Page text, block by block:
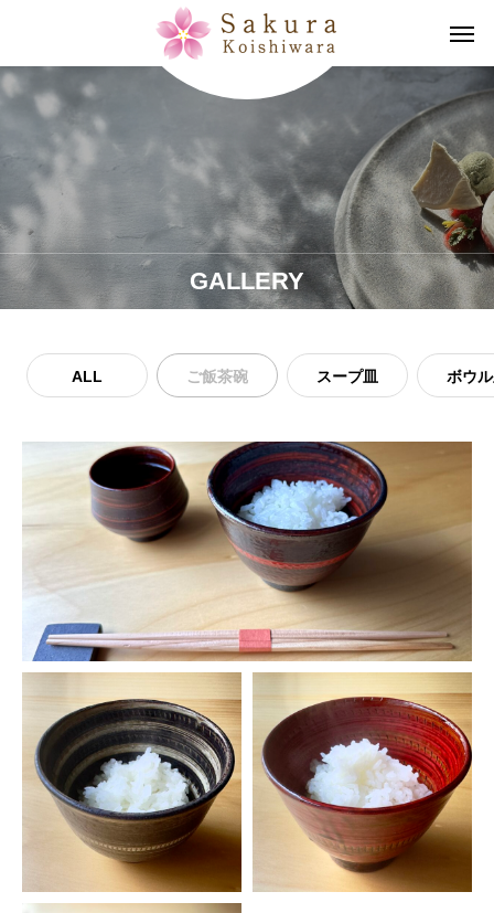
GALLERY
ALL ご飯茶碗 スープ皿 ボウ